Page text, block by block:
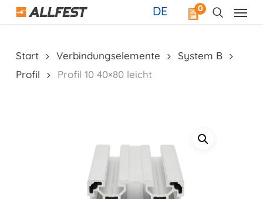
Skip
0
DE
Start Verbindungselemente
System B
Profil
Profil 10 40×80 leicht